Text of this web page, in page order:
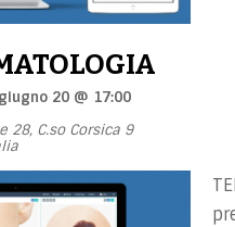
giugno 20 @ 17:00
28, C.so Corsica 9